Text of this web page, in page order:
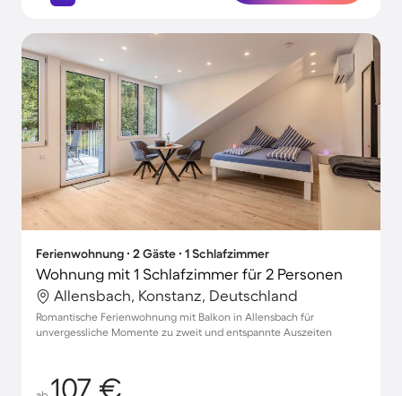
Ferienwohnung ∙ 2 Gäste ∙ 1 Schlafzimmer
Wohnung mit 1 Schlafzimmer für 2 Personen
Allensbach, Konstanz, Deutschland
Romantische Ferienwohnung mit Balkon in Allensbach für
unvergessliche Momente zu zweit und entspannte Auszeiten
107 €